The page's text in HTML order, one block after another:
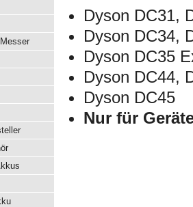
Dyson DC31,
Dyson DC34,
Dyson DC35
Dyson DC44,
Dyson DC45
Nur für